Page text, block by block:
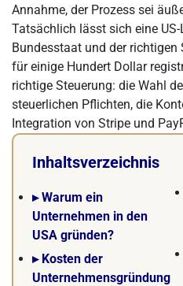
Annahme, der Prozess sei
Tatsächlich lässt sich eine
Bundesstaat und der
für einige Hundert Dollar
richtige Steuerung: die Wahl
steuerlichen Pflichten, die
Integration von Stripe und
Inhaltsverzeichnis
▸ Warum ein
Unternehmen in den
USA gründen?
▸ Kosten der
Unternehmensgründung